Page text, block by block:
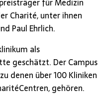
Charité, unter ihnen
Paul Ehrlich.
als
geschätzt. Der Campus
denen über 100 Kliniken
gehören.